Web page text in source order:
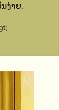
ນງ່າຍ.